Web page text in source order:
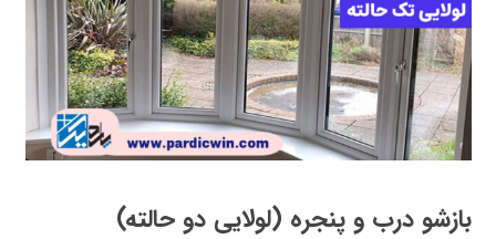
بازشو درب و پنجره (لولایی دو حالته)